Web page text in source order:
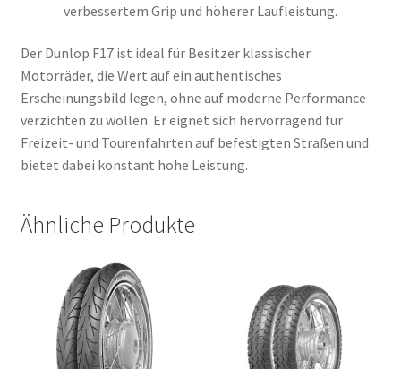
verbessertem Grip und höherer Laufleistung.
Der Dunlop F17 ist ideal für Besitzer klassischer
Motorräder, die Wert auf ein authentisches
Erscheinungsbild legen, ohne auf moderne Performance
verzichten zu wollen. Er eignet sich hervorragend für
Freizeit- und Tourenfahrten auf befestigten Straßen und
bietet dabei konstant hohe Leistung.
Ähnliche Produkte